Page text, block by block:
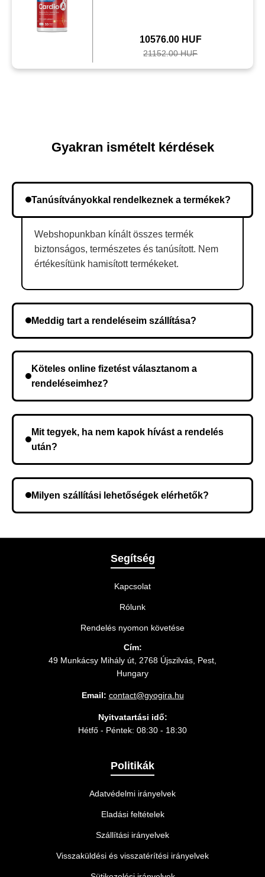
10576.00 HUF
21152.00 HUF
Gyakran ismételt kérdések
Tanúsítványokkal rendelkeznek a termékek?
Webshopunkban kínált összes termék
biztonságos, természetes és tanúsított. Nem
értékesítünk hamisított termékeket.
Meddig tart a rendeléseim szállítása?
kerül, és ez az időtartam függ a szállítási címtől.
Köteles online fizetést választanom a
rendeléseimhez?
Mit tegyek, ha nem kapok hívást a rendelés
után?
meg a rendelést.
Milyen szállítási lehetőségek elérhetők?
legmegfelelőbb szállítási módot.
Segítség
Kapcsolat
Rólunk
Rendelés nyomon követése
Cím:
49 Munkácsy Mihály út, 2768 Újszilvás, Pest,
Hungary
Email: contact@gyogira.hu
Nyitvatartási idő:
Hétfő - Péntek: 08:30 - 18:30
Politikák
Adatvédelmi irányelvek
Eladási feltételek
Szállítási irányelvek
Visszaküldési és visszatérítési irányelvek